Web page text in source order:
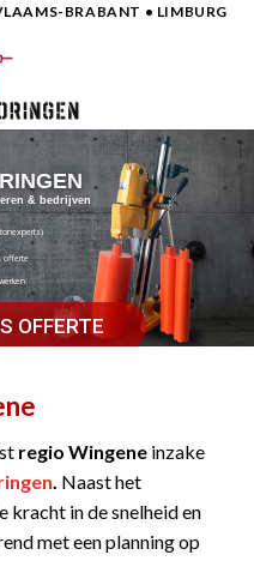
BRABANT • LIMBURG
& bedrijven
offerte
OFFERTE
regio Wingene inzake
. Naast het
in de snelheid en
met een planning op